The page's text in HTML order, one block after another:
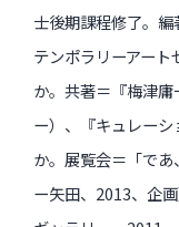
士後期課程修了。編
テンポラリーアー
か。共著＝『梅津
ー）、『キュレー
か。展覧会＝「で
ー矢田、2013、企